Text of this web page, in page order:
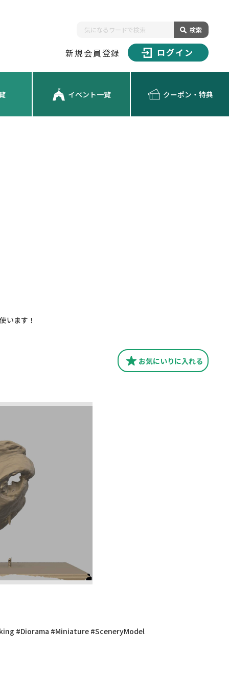
検索
新規会員登録 ログイン
イベント一覧 クーポン・特典
います！
お気にいりに入れる
#Diorama #Miniature #SceneryModel